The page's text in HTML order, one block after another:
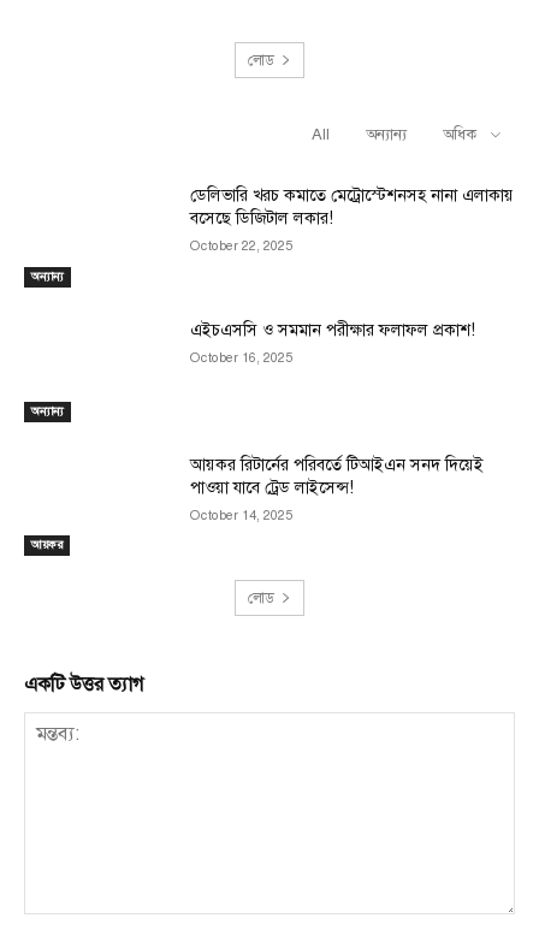
লোড
All অন্যান্য অধিক
অন্যান্য
ডেলিভারি খরচ কমাতে মেট্রোস্টেশনসহ নানা এলাকায়
বসেছে ডিজিটাল লকার!
October 22, 2025
অন্যান্য
এইচএসসি ও সমমান পরীক্ষার ফলাফল প্রকাশ!
October 16, 2025
আয়কর
আয়কর রিটার্নের পরিবর্তে টিআইএন সনদ দিয়েই
পাওয়া যাবে ট্রেড লাইসেন্স!
October 14, 2025
লোড
একটি উত্তর ত্যাগ